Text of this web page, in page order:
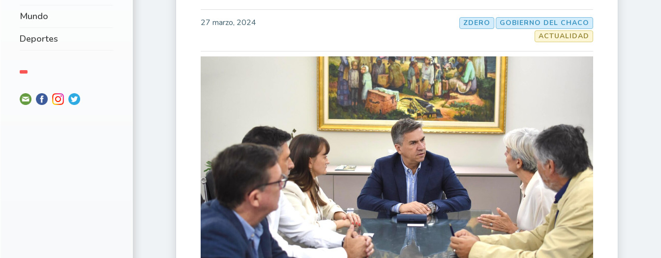
Mundo
Deportes
27 marzo, 2024 GOBIERNO DEL CHACO
ZDERO
ACTUALIDAD